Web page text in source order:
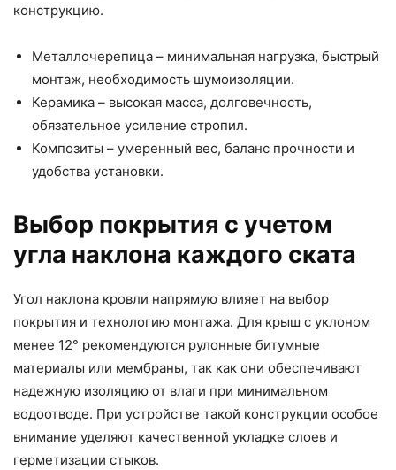
конструкцию.
Металлочерепица – минимальная нагрузка, быстрый
монтаж, необходимость шумоизоляции.
Керамика – высокая масса, долговечность,
обязательное усиление стропил.
Композиты – умеренный вес, баланс прочности и
удобства установки.
Выбор покрытия с учетом
угла наклона каждого ската
Угол наклона кровли напрямую влияет на выбор
покрытия и технологию монтажа. Для крыш с уклоном
менее 12° рекомендуются рулонные битумные
материалы или мембраны, так как они обеспечивают
надежную изоляцию от влаги при минимальном
водоотводе. При устройстве такой конструкции особое
внимание уделяют качественной укладке слоев и
герметизации стыков.